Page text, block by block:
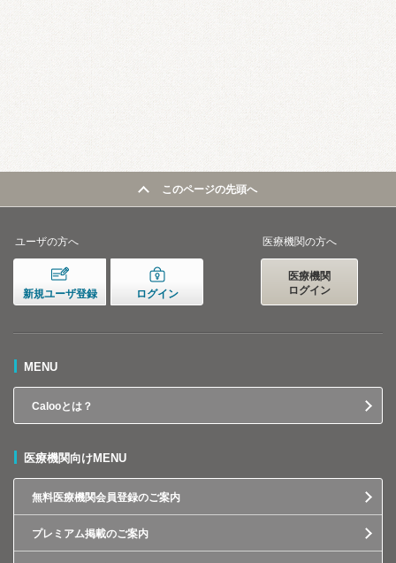
このページの先頭へ
ユーザの方へ
新規ユーザ登録 ログイン
医療機関の方へ
医療機関
ログイン
MENU
Calooとは？
医療機関向けMENU
無料医療機関会員登録のご案内
プレミアム掲載のご案内